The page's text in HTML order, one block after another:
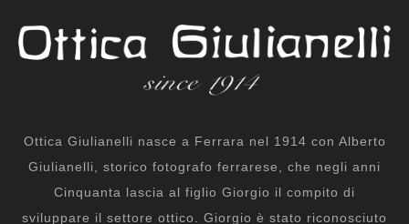
Ottica Giulianelli nasce a Ferrara nel 1914 con Alberto
Giulianelli, storico fotografo ferrarese, che negli anni
Cinquanta lascia al figlio Giorgio il compito di
sviluppare il settore ottico. Giorgio è stato riconosciuto